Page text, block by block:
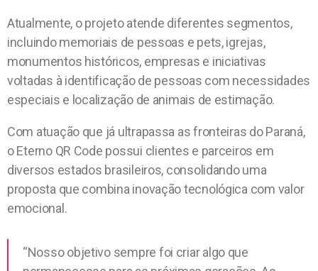
Atualmente, o projeto atende diferentes segmentos,
incluindo memoriais de pessoas e pets, igrejas,
monumentos históricos, empresas e iniciativas
voltadas à identificação de pessoas com necessidades
especiais e localização de animais de estimação.
Com atuação que já ultrapassa as fronteiras do Paraná,
o Eterno QR Code possui clientes e parceiros em
diversos estados brasileiros, consolidando uma
proposta que combina inovação tecnológica com valor
emocional.
“Nosso objetivo sempre foi criar algo que